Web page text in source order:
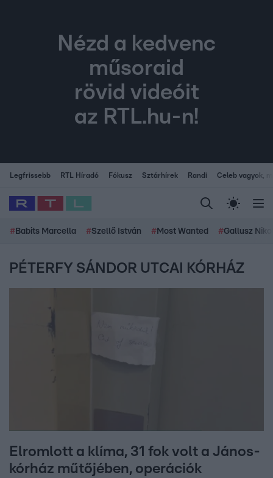
Nézd a kedvenc
műsoraid
rövid videóit
az RTL.hu-n!
Legfrissebb RTL Híradó Fókusz Sztárhírek Randi Celeb vagyok,
# Babits Marcella #Szellő István # Most Wanted #Gallusz
PÉTERFY SÁNDOR UTCAI KÓRHÁZ
Elromlott a klíma, 31 fok volt a János-
kórház műtőjében, operációk